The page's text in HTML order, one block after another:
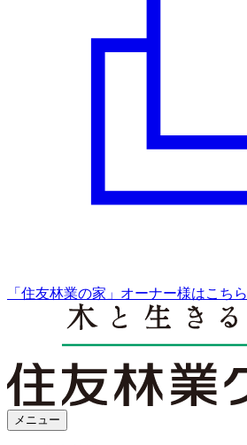
「住友林業の家」オーナー様はこちら
メニュー